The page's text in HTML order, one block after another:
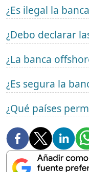
¿Es ilegal la
¿Debo declarar
¿La banca
¿Es segura la
¿Qué países